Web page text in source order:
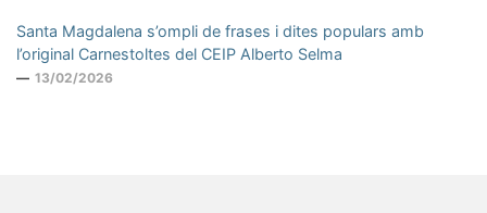
Santa Magdalena s’ompli de frases i dites populars amb
l’original Carnestoltes del CEIP Alberto Selma
13/02/2026